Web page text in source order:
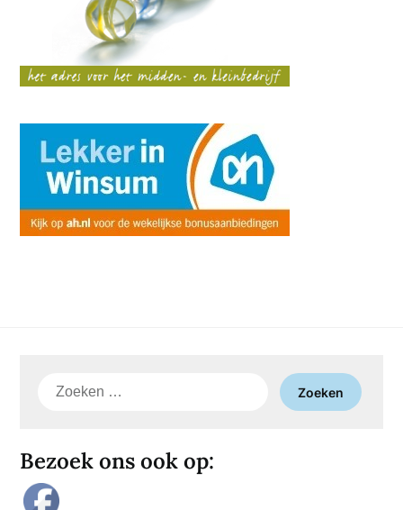
Zoeken
Bezoek ons ook op: